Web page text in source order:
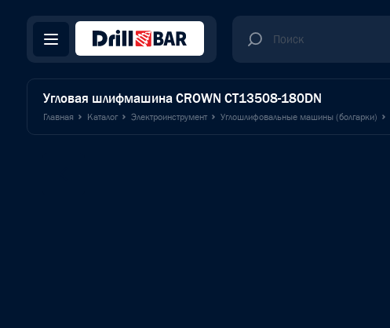
Угловая шлифмашина CROWN CT13508-180DN
Главная Каталог Электроинструмент Углошлифовальные машины (болгарки)